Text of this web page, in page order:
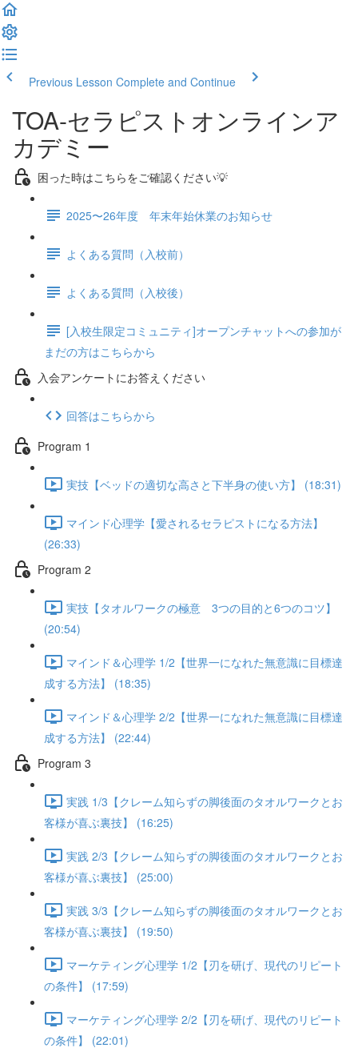
Previous Lesson Complete and Continue
TOA-セラピストオンラインア
カデミー
困った時はこちらをご確認ください💡
2025〜26年度 年末年始休業のお知らせ
よくある質問（入校前）
よくある質問（入校後）
[入校生限定コミュニティ]オープンチャットへの参加が
まだの方はこちらから
入会アンケートにお答えください
回答はこちらから
Program 1
実技【ベッドの適切な高さと下半身の使い方】 (18:31)
マインド心理学【愛されるセラピストになる方法】
(26:33)
Program 2
実技【タオルワークの極意 3つの目的と6つのコツ】
(20:54)
マインド＆心理学 1/2【世界一になれた無意識に目標達
成する方法】 (18:35)
マインド＆心理学 2/2【世界一になれた無意識に目標達
成する方法】 (22:44)
Program 3
実践 1/3【クレーム知らずの脚後面のタオルワークとお
客様が喜ぶ裏技】 (16:25)
実践 2/3【クレーム知らずの脚後面のタオルワークとお
客様が喜ぶ裏技】 (25:00)
実践 3/3【クレーム知らずの脚後面のタオルワークとお
客様が喜ぶ裏技】 (19:50)
マーケティング心理学 1/2【刃を研げ、現代のリピート
の条件】 (17:59)
マーケティング心理学 2/2【刃を研げ、現代のリピート
の条件】 (22:01)